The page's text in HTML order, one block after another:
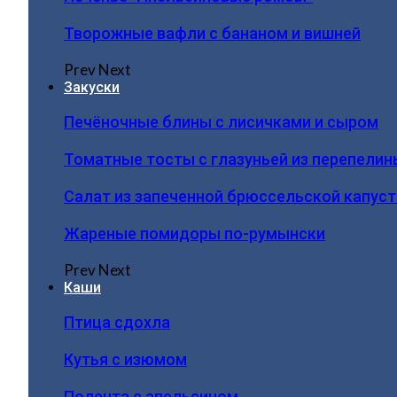
Творожные вафли с бананом и вишней
PrevNext
Закуски
Печёночные блины с лисичками и сыром
Томатные тосты с глазуньей из
Салат из запеченной брюссельской
Жареные помидоры по-румынски
PrevNext
Каши
Птица сдохла
Кутья с изюмом